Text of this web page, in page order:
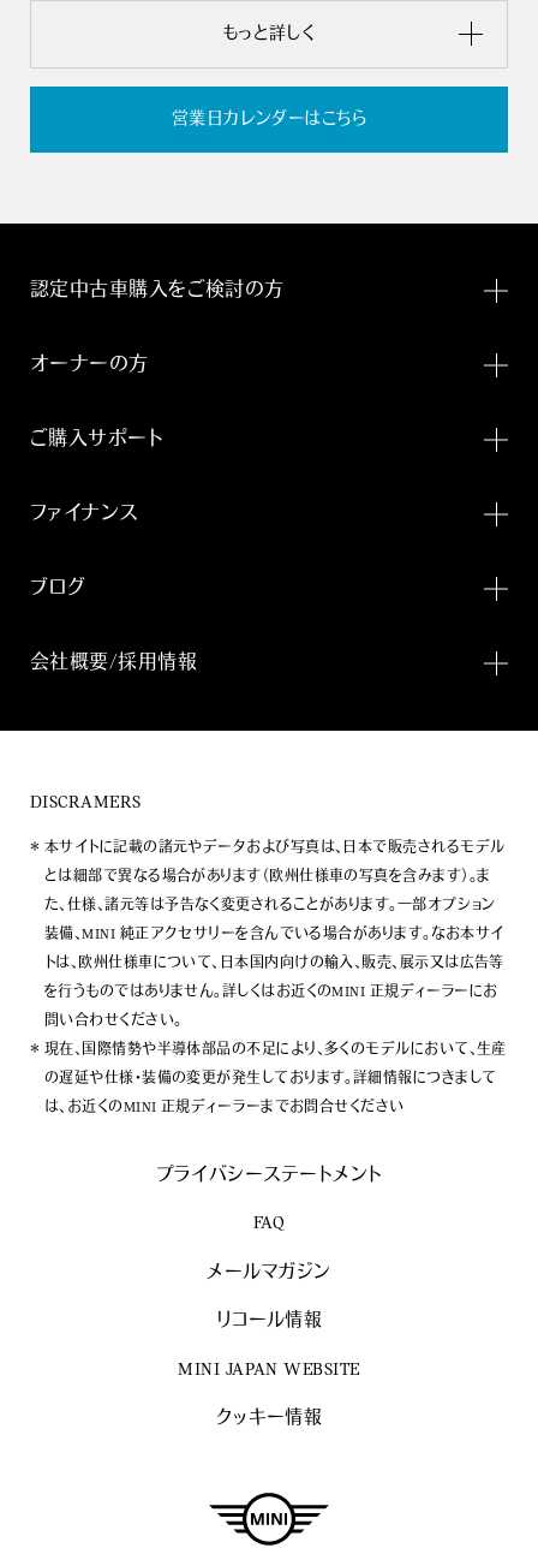
もっと詳しく
営業日カレンダーはこちら
認定中古車購入をご検討の方
オーナーの方
ご購入サポート
ファイナンス
ブログ
会社概要/採用情報
DISCRAMERS
本サイトに記載の諸元やデータおよび写真は、日本で販売されるモデル
とは細部で異なる場合があります（欧州仕様車の写真を含みます）。ま
た、仕様、諸元等は予告なく変更されることがあります。一部オプション
装備、MINI 純正アクセサリーを含んでいる場合があります。なお本サイ
トは、欧州仕様車について、日本国内向けの輸入、販売、展示又は広告等
を行うものではありません。詳しくはお近くのMINI 正規ディーラーにお
問い合わせください。
現在、国際情勢や半導体部品の不足により、多くのモデルにおいて、生産
の遅延や仕様・装備の変更が発生しております。詳細情報につきまして
は、お近くのMINI 正規ディーラーまでお問合せください
プライバシーステートメント
FAQ
メールマガジン
リコール情報
MINI JAPAN WEBSITE
クッキー情報